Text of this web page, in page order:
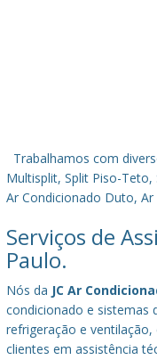
Trabalhamos com
Multisplit, Split Piso-
Ar Condicionado Duto, Ar
Serviços de
Paulo.
Nós da JC Ar
condicionado e sistemas
refrigeração e
clientes em assistência